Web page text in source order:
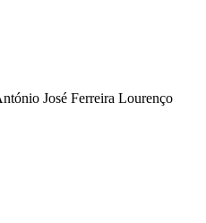
José Ferreira Lourenço